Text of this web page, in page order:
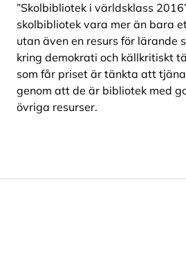
”Skolbibliotek i världsklass
skolbibliotek vara mer än bara
utan även en resurs för lärande
kring demokrati och källkritiskt
som får priset är tänkta att
genom att de är bibliotek med
övriga resurser.